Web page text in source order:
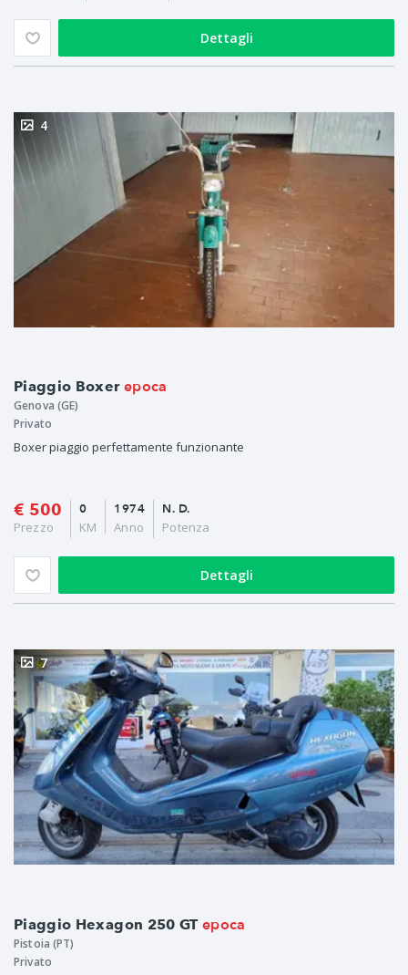
Dettagli
Piaggio Boxer epoca
4
Genova (GE)
Privato
Boxer piaggio perfettamente funzionante
€ 500
Prezzo
1974
Anno
0
KM
N. D.
Potenza
Dettagli
Piaggio Hexagon 250 GT epoca
7
Pistoia (PT)
Privato